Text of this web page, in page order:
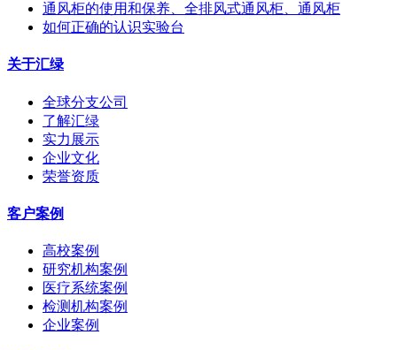
通风柜的使用和保养、全排风式通风柜、通风柜
如何正确的认识实验台
关于汇绿
全球分支公司
了解汇绿
实力展示
企业文化
荣誉资质
客户案例
高校案例
研究机构案例
医疗系统案例
检测机构案例
企业案例